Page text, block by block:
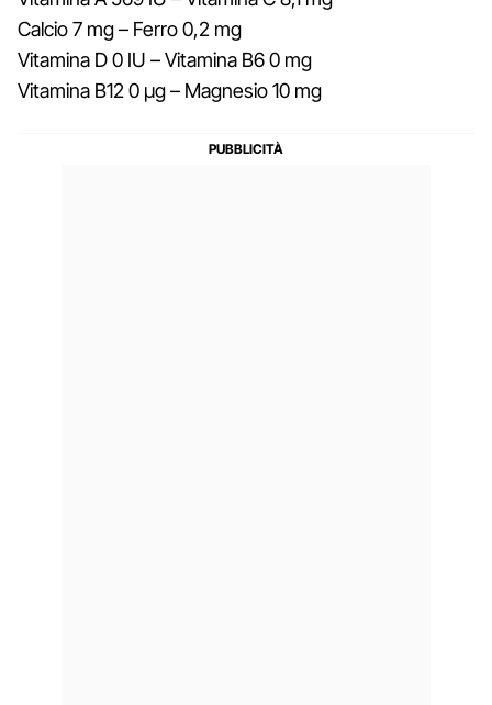
Calcio 7 mg – Ferro 0,2 mg
Vitamina D 0 IU – Vitamina B6 0 mg
Vitamina B12 0 µg – Magnesio 10 mg